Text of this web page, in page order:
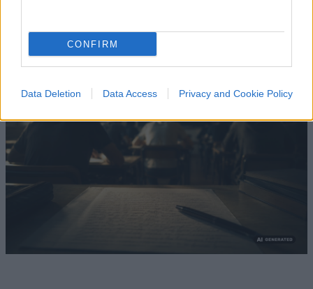
CONFIRM
Data Deletion Data Access Privacy and Cookie Policy
Giulio Alfredo Galetti
7 Agosto 2026, 18:00